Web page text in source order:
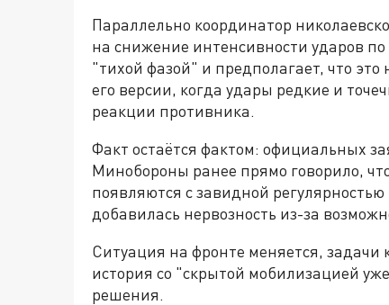
Параллельно координатор
на снижение интенсивности ударов
"тихой фазой" и предполагает, что
его версии, когда удары редкие и
реакции противника.
Факт остаётся фактом: официальных
Минобороны ранее прямо говорило,
появляются с завидной
добавилась нервозность из-за
Ситуация на фронте меняется, задачи
история со "скрытой мобилизацией
решения.